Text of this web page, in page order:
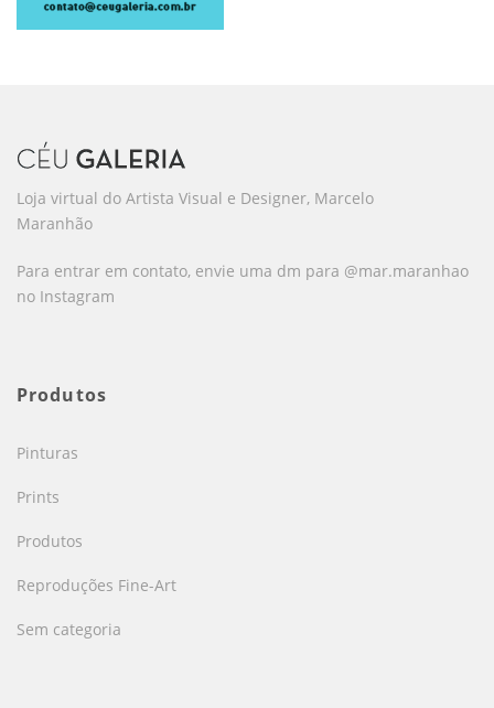
Loja virtual do Artista Visual e Designer, Marcelo
Maranhão
Para entrar em contato, envie uma dm para @mar.maranhao
no Instagram
Produtos
Pinturas
Prints
Produtos
Reproduções Fine-Art
Sem categoria